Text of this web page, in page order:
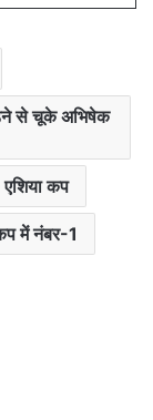
से चूके अभिषेक
कप
में नंबर-1